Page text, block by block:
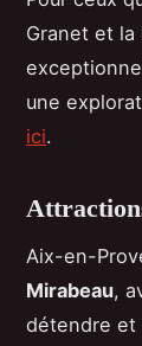
Granet et
une
ici.
Aix-en-
Mirabeau,
détendre et